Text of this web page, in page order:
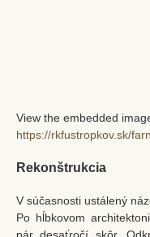
View the embedded
https://rkfustropkov.sk/
Rekonštrukcia
V súčasnosti ustálený
Po hĺbkovom